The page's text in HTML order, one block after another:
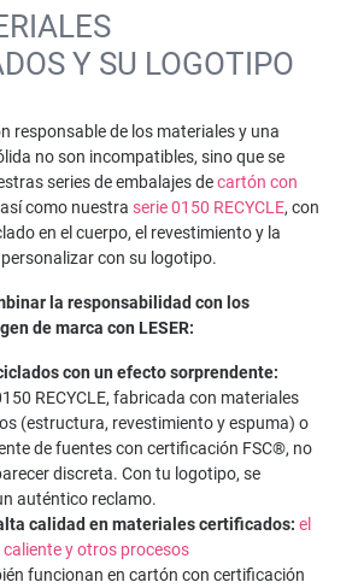
Y SU LOGOTIPO
responsable de los materiales y una
no son incompatibles, sino que se
series de embalajes decartón con
así como nuestra serie 0150 RECYCLE, con
en el cuerpo, el revestimiento y la
con su logotipo.
la responsabilidad con los
de marca con LESER:
con un efecto sorprendente:
RECYCLE, fabricada con materiales
(estructura, revestimiento y espuma) o
de fuentes con certificación FSC®, no
discreta. Con tu logotipo, se
auténtico reclamo.
calidad en materiales certificados: el
y otros procesos
funcionan en cartón con certificación